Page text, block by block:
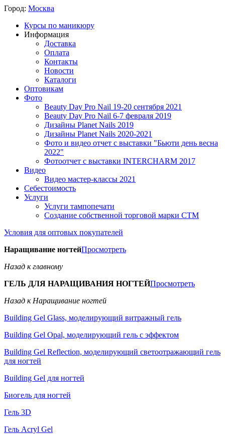
Город: Москва
Курсы по маникюру
Информация
Доставка
Оплата
Контакты
Новости
Каталоги
Оптовикам
Фото
Beauty Day Pro Nail 19-20 сентября 2021
Beauty Day Pro Nail 6-7 февраля 2019
Дизайны Planet Nails 2019
Дизайны Planet Nails 2020-2021
Фото и видео отчет с выставки "Бьюти день весна
2022"
Фотоотчет с выставки INTERCHARM 2017
Видео
Видео мастер-классы 2021
Себестоимость
Услуги
Услуги тампопечати
Создание собственной торговой марки СТМ
Условия для оптовых покупателей
Наращивание ногтейПросмотреть
Назад к главному
ГЕЛЬ ДЛЯ НАРАЩИВАНИЯ НОГТЕЙПросмотреть
Назад к Наращивание ногтей
Building Gel Glass, моделирующий витражный гель
Building Gel Opal, моделирующий гель с эффектом
Building Gel Reflection, моделирующий светоотражающий гель
для ногтей
Building Gel для ногтей
Биогель для ногтей
Гель 3D
Гель Acryl Gel